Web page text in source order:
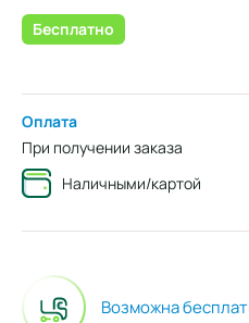
Бесплатно
Оплата
При получении заказа
Наличными/картой
Возможна